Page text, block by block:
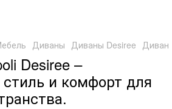
Диваны Диваны Desiree Диван
Desiree –
стиль и комфорт для